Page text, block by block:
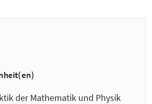
der Mathematik und Physik